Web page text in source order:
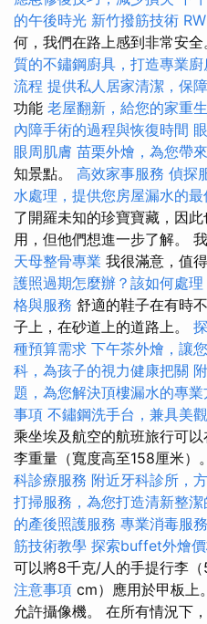
的午後時光 新竹撥筋技術
何，我們在路上感到非常安全
質的不鏽鋼廚具，打造專業
流程 提供私人居家清潔，保
功能 老屋翻新，給您的家重
內障手術的過程與恢復時間
眼周肌膚 苗栗外燴，為您帶
知景點。 高效家事服務 偵探
水處理，提供您房屋漏水的
了開羅未知的珍寶寶藏，因
用，但他們想進一步了解。
天母整骨專業 我很滿意，值
護照過期怎麼辦？該如何處理
格與服務 舒適的鞋子在有時
子上，在砂道上的道路上。
種預算需求 下午茶外燴，讓
科，為孩子的視力健康把關
題，為您解決頂樓漏水的專業
事項 不鏽鋼洗手台，兼具美
乘坐埃及航空的航班旅行可
李重量（寬度高至158厘米）
科診療服務 附近牙科診所，
打掃服務，為您打造清新整潔
的產後照護服務 專業消毒服
筋技術教學 探索buffet外燴
可以將8千克/人的手提行李
注意事項 cm）應用於甲板上
允許攝像機。 在所有情況下